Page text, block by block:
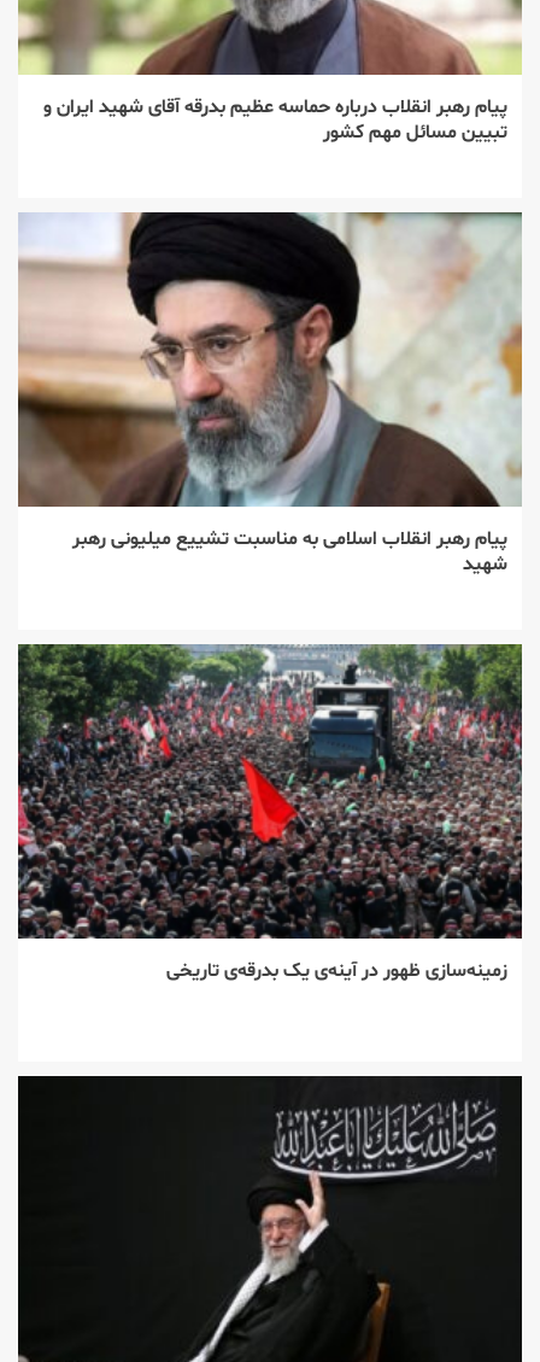
پیام رهبر انقلاب درباره حماسه عظیم بدرقه آقای شهید ایران و
تبیین مسائل مهم کشور
پیام رهبر انقلاب اسلامی به مناسبت تشییع میلیونی رهبر
شهید
زمینه‌سازی ظهور در آینه‌ی یک بدرقه‌ی تاریخی